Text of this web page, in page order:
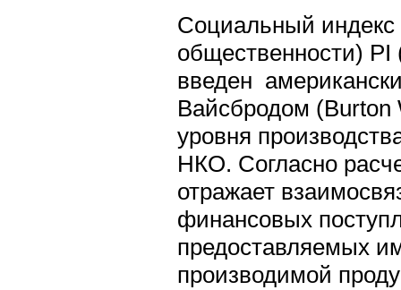
Социальный индекс
общественности)
введен
Вайсбродом (Burton
уровня
НКО. Согласно
отражает
финансовых
предоставляемых
производимой